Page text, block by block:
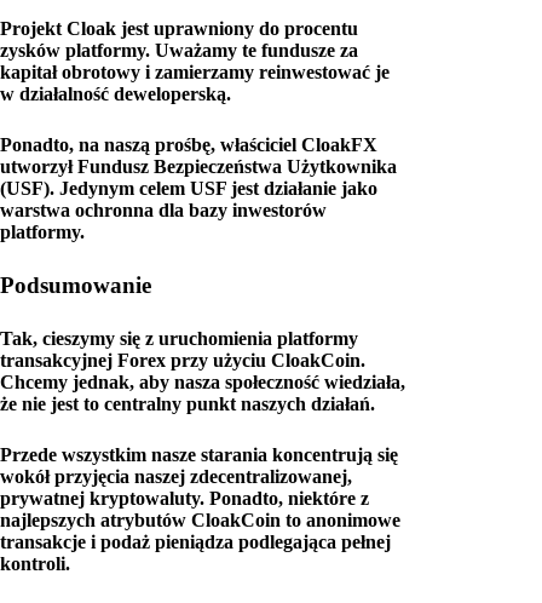
Projekt Cloak jest uprawniony do procentu
zysków platformy. Uważamy te fundusze za
kapitał obrotowy i zamierzamy reinwestować je
w działalność deweloperską.
Ponadto, na naszą prośbę, właściciel CloakFX
utworzył Fundusz Bezpieczeństwa Użytkownika
(USF). Jedynym celem USF jest działanie jako
warstwa ochronna dla bazy inwestorów
platformy.
Podsumowanie
Tak, cieszymy się z uruchomienia platformy
transakcyjnej Forex przy użyciu CloakCoin.
Chcemy jednak, aby nasza społeczność wiedziała,
że nie jest to centralny punkt naszych działań.
Przede wszystkim nasze starania koncentrują się
wokół przyjęcia naszej zdecentralizowanej,
prywatnej kryptowaluty. Ponadto, niektóre z
najlepszych atrybutów CloakCoin to anonimowe
transakcje i podaż pieniądza podlegająca pełnej
kontroli.